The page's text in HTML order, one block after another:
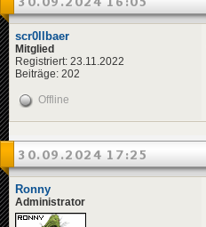
scr0llbaer
Mitglied
Registriert: 23.11.2022
Beiträge: 202
Offline
30.09.2024 17:25
Ronny
Administrator